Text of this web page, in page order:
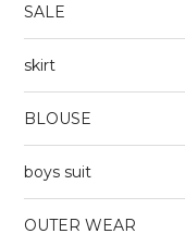
SALE
skirt
BLOUSE
boys suit
OUTER WEAR